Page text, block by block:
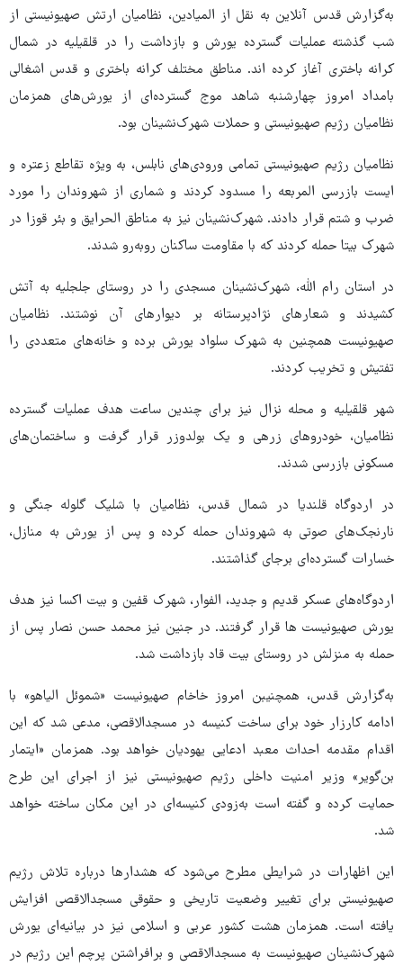
به‌گزارش قدس آنلاین به نقل از المیادین، نظامیان ارتش صهیونیستی از
شب گذشته عملیات گسترده یورش و بازداشت را در قلقیلیه در شمال
کرانه باختری آغاز کرده اند. مناطق مختلف کرانه باختری و قدس اشغالی
بامداد امروز چهارشنبه شاهد موج گسترده‌ای از یورش‌های همزمان
نظامیان رژیم صهیونیستی و حملات شهرک‌نشینان بود.
نظامیان رژیم صهیونیستی تمامی ورودی‌های نابلس، به‌ ویژه تقاطع زعتره و
ایست بازرسی المربعه را مسدود کردند و شماری از شهروندان را مورد
ضرب ‌و شتم قرار دادند. شهرک‌نشینان نیز به مناطق الحرایق و بئر قوزا در
شهرک بیتا حمله کردند که با مقاومت ساکنان روبه‌رو شدند.
در استان رام ‌الله، شهرک‌نشینان مسجدی را در روستای جلجلیه به آتش
کشیدند و شعارهای نژادپرستانه بر دیوارهای آن نوشتند. نظامیان
صهیونیست همچنین به شهرک سلواد یورش برده و خانه‌های متعددی را
تفتیش و تخریب کردند.
شهر قلقیلیه و محله نزال نیز برای چندین ساعت هدف عملیات گسترده
نظامیان، خودروهای زرهی و یک بولدوزر قرار گرفت و ساختمان‌های
مسکونی بازرسی شدند.
در اردوگاه قلندیا در شمال قدس، نظامیان با شلیک گلوله جنگی و
نارنجک‌های صوتی به شهروندان حمله کرده و پس از یورش به منازل،
خسارات گسترده‌ای برجای گذاشتند.
اردوگاه‌های عسکر قدیم و جدید، الفوار، شهرک قفین و بیت‌ اکسا نیز هدف
یورش صهیونیست ها قرار گرفتند. در جنین نیز محمد حسن نصار پس از
حمله به منزلش در روستای بیت ‌قاد بازداشت شد.
به‌گزارش قدس، همچنیبن امروز خاخام صهیونیست «شموئل الیاهو» با
ادامه کارزار خود برای ساخت کنیسه در مسجدالاقصی، مدعی شد که این
اقدام مقدمه احداث معبد ادعایی یهودیان خواهد بود. همزمان «ایتمار
بن‌گویر» وزیر امنیت داخلی رژیم صهیونیستی نیز از اجرای این طرح
حمایت کرده و گفته است به‌زودی کنیسه‌ای در این مکان ساخته خواهد
شد.
این اظهارات در شرایطی مطرح می‌شود که هشدارها درباره تلاش رژیم
صهیونیستی برای تغییر وضعیت تاریخی و حقوقی مسجدالاقصی افزایش
یافته است. همزمان هشت کشور عربی و اسلامی نیز در بیانیه‌ای یورش
شهرک‌نشینان صهیونیست به مسجدالاقصی و برافراشتن پرچم این رژیم در